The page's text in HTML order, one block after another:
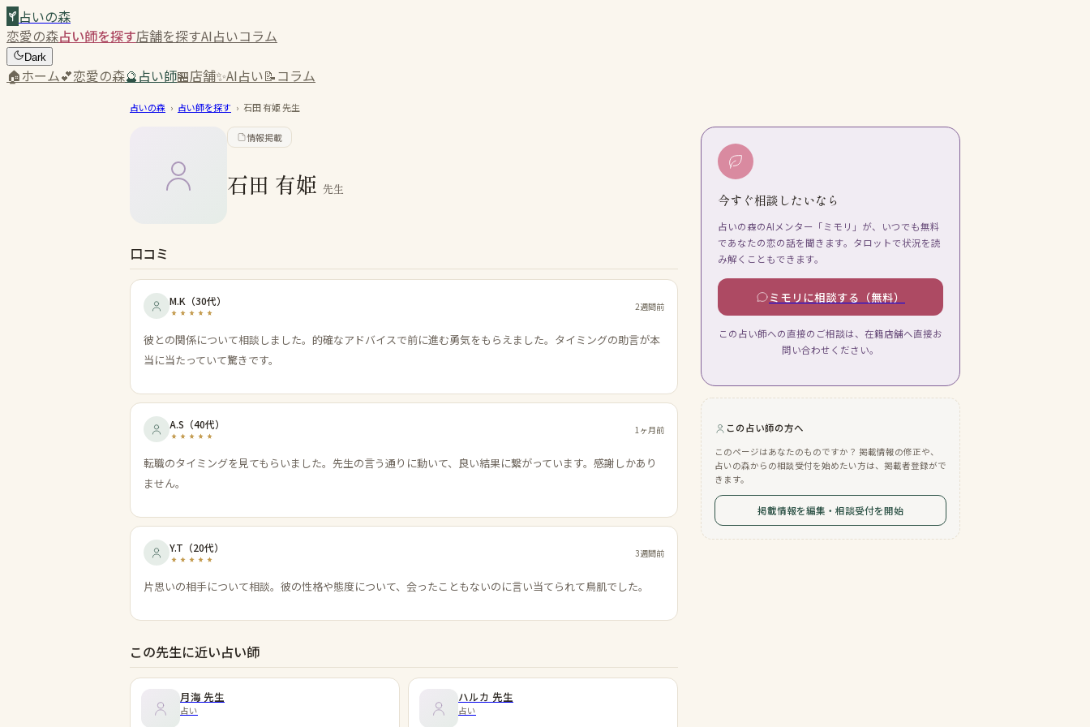
占いの森
恋愛の森占い師を探す店舗を探すAI占いコラム
Dark
🏠ホーム💕恋愛の森🔮占い師🏪店舗✨AI占い📝コラム
占いの森 › 占い師を探す › 石田 有姫先生
情報掲載
石田 有姫 先生
口コミ
M.K （30代） 2週間前
彼との関係について相談しました。的確なアドバイスで前に進む勇気をもらえました。タイミングの助言が本
当に当たっていて驚きです。
A.S （40代） 1ヶ月前
転職のタイミングを見てもらいました。先生の言う通りに動いて、良い結果に繋がっています。感謝しかあり
ません。
Y.T （20代） 3週間前
片思いの相手について相談。彼の性格や態度について、会ったこともないのに言い当てられて鳥肌でした。
この先生に近い占い師
月海 先生
占い
ハルカ 先生
占い
今すぐ相談したいなら
占いの森のAIメンター「ミモリ」が、いつでも無料
であなたの恋の話を聞きます。タロットで状況を読
み解くこともできます。
ミモリに相談する（無料）
この占い師への直接のご相談は、在籍店舗へ直接お
問い合わせください。
この占い師の方へ
このページはあなたのものですか？ 掲載情報の修正や、
占いの森からの相談受付を始めたい方は、掲載者登録がで
きます。
掲載情報を編集・相談受付を開始